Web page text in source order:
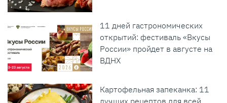
11 дней гастрономических
открытий: фестиваль «Вкусы
России» пройдет в августе на
ВДНХ
Картофельная запеканка: 11
лучших рецептов для всей